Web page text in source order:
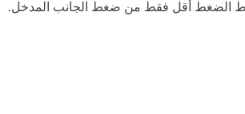
الضغط أقل فقط من ضغط الجانب المدخل.